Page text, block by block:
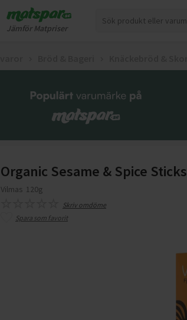
Jämför Matpriser
Organic Sesame & Spice Sticks
Vilmas 120g
Skriv omdöme
Spara som favorit